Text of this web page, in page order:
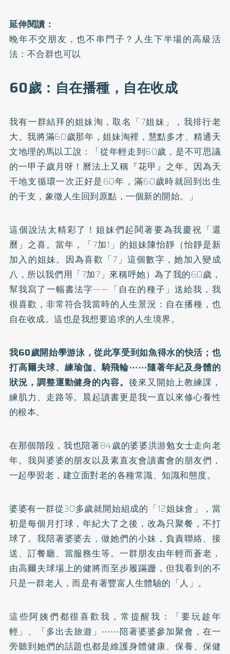
延伸閱讀：
晚年不交朋友，也不串門子？人生下半場的高級活
法：不合群也可以
60歲：自在播種，自在收成
我有一群結拜的姐妹淘，取名「7姐妹」，我排行老
大。我將滿60歲那年，姐妹淘裡，慧黠多才、精通天
文地理的馬以工說：「從年輕走到60歲，是不可思議
的一甲子歲月呀！曆法上又稱『花甲』之年。因為天
干地支循環一次正好是60年，滿60歲時就回到出生
的干支，象徵人生回到原點，一個新的開始。」
這個說法太精彩了！姐妹們起鬨著要為我慶祝「還
曆」之喜。當年，「7加1」的姐妹陳怡靜（怡靜是新
加入的姐妹。因為喜歡「7」這個數字，她加入變成
八，所以我們用「7加7」來稱呼她）為了我的60歲，
幫我寫了一幅書法字——「自在的種子」送給我，我
很喜歡，非常符合我當時的人生景況：自在播種，也
自在收成。這也是我想要追求的人生境界。
我60歲開始學游泳，從此享受到如魚得水的快活；也
打高爾夫球、練瑜伽、騎飛輪⋯⋯隨著年紀及身體的
狀況，調整運動健身的內容。後來又開始上教練課，
練肌力、走路等。晨起讀書更是我一直以來修心養性
的根本。
在那個階段，我也陪著84歲的婆婆洪游勉女士走向老
年。我與婆婆的朋友以及素直友會讀書會的朋友們，
一起學習老，建立面對老的各種常識、知識和態度。
婆婆有一群從30多歲就開始組成的「12姐妹會」，當
初是每個月打球，年紀大了之後，改為只聚餐，不打
球了。我陪著婆婆去，做她們的小妹，負責聯絡、接
送、訂餐廳、當服務生等。一群朋友由年輕而蒼老，
由高爾夫球場上的健將而至步履蹣跚，但我看到的不
只是一群老人，而是有著豐富人生體驗的「人」。
這些阿姨們都很喜歡我，常提醒我：「要玩趁年
輕」、「多出去旅遊」⋯⋯陪著婆婆參加聚會，在一
旁聽到她們的話題也都是維護身體健康、保養、保健